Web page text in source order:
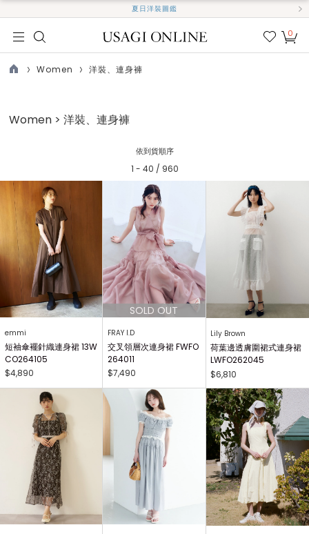
夏日洋裝圖鑑
我的
0
Women 洋裝、連身褲
Women > 洋裝、連身褲
依到貨順序
1 - 40 / 960
emmi
短袖傘襬針織連身裙 13W
CO264105
$4,890
FRAY I.D
交叉領層次連身裙 FWFO
264011
$7,490
Lily Brown
荷葉邊透膚圍裙式連身裙
LWFO262045
$6,810